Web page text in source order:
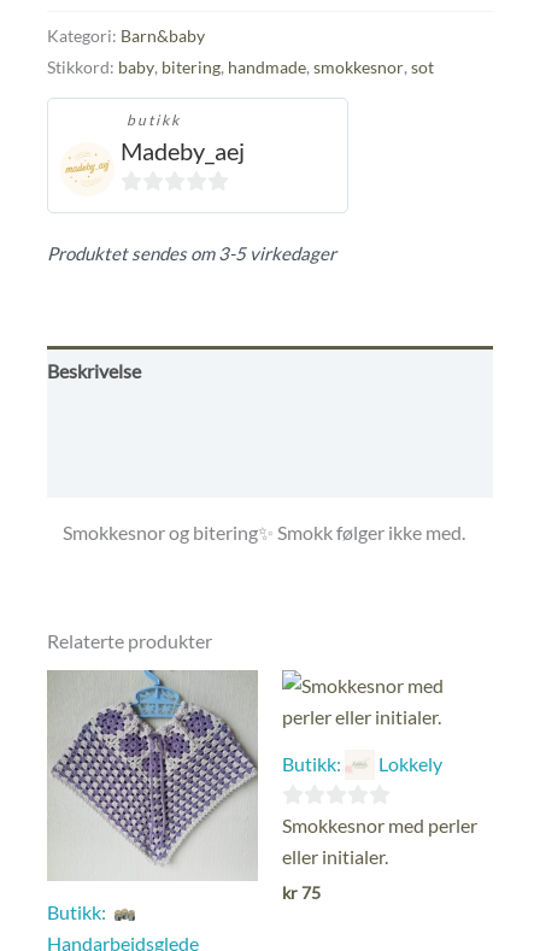
antall
Kategori: Barn&baby
Stikkord: baby, bitering, handmade, smokkesnor, sot
butikk
Madeby_aej
0
Produktet sendes om 3-5 virkedager
Beskrivelse
Smokkesnor og bitering✨ Smokk følger ikke med.
Relaterte produkter
Butikk:
Handarbeidsglede
Butikk: Lokkely
0
ut
av
Smokkesnor med perler
eller initialer.
kr75